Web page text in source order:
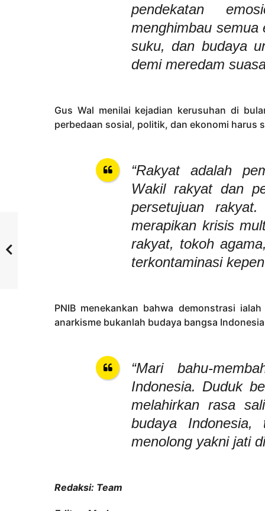
pendekatan
menghimbau semua
suku, dan budaya
demi meredam
Gus Wal menilai kejadian kerusuhan di
perbedaan sosial, politik, dan ekonomi harus
“Rakyat adalah
Wakil rakyat dan
persetujuan
merapikan krisis
rakyat, tokoh
terkontaminasi
PNIB menekankan bahwa demonstrasi
anarkisme bukanlah budaya bangsa
“Mari bahu-
Indonesia. Duduk
melahirkan rasa
budaya
menolong yakni jati
Redaksi: Team